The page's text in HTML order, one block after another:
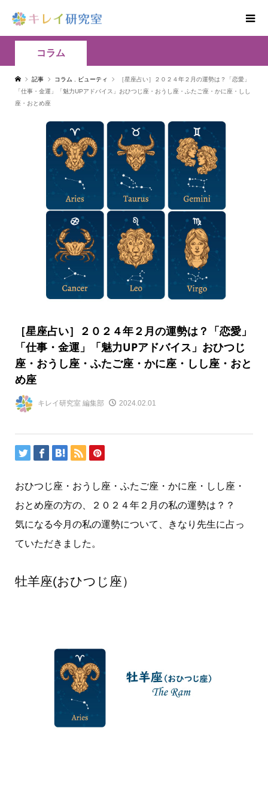
コラム
記事 コラム ビューティ
［星座占い］２０２４年２月の運勢は？「恋愛」
「仕事・金運」「魅力UPアドバイス」おひつじ座・おうし座・ふたご座・かに座・しし
座・おとめ座
［星座占い］２０２４年２月の運勢は？「恋愛」
「仕事・金運」「魅力UPアドバイス」おひつじ
座・おうし座・ふたご座・かに座・しし座・おと
め座
キレイ研究室 編集部 2024.02.01
おひつじ座・おうし座・ふたご座・かに座・しし座・
おとめ座の方の、２０２４年２月の私の運勢は？？
気になる今月の私の運勢について、きなり先生に占っ
ていただきました。
牡羊座(おひつじ座）